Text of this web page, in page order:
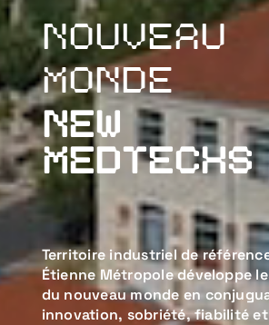
NOUVEAU
MONDE
NEW
DESIGN
Territoire industriel de
Étienne Métropole développe
du nouveau monde en
innovation, sobriété, fiabilité